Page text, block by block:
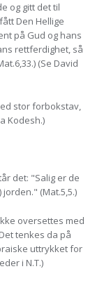
og gitt det til
Den Hellige
på Gud og hans
rettferdighet, så
(Se David
stor forbokstav,
Kodesh.)
det: "Salig er de
jorden." (Mat.5,5.)
oversettes med
tenkes da på
uttrykket for
i N.T.)